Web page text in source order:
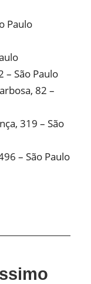
Paulo
– São Paulo
82 –
319 – São
– São Paulo